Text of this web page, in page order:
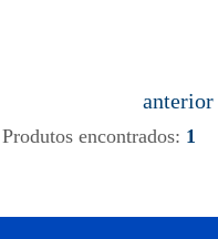
anterior
Produtos encontrados: 1